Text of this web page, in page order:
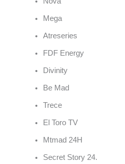
Mega
Atreseries
FDF Energy
Divinity
Be Mad
Trece
El Toro TV
Mtmad 24H
Secret Story 24.